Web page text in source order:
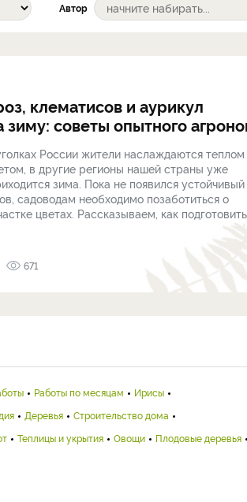
Автор
клематисов и аурикул
зиму: советы опытного
России жители наслаждаются
в другие регионы нашей страны уже
зима. Пока не появился устойчивый
садоводам необходимо позаботиться о
цветах. Рассказываем, как подготовить
671
Работы по месяцам
Ирисы
Деревья
Строительство дома
Теплицы и укрытия Овощи
Плодовые деревья